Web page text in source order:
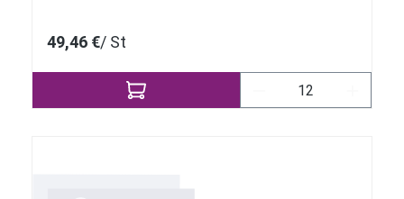
49,46 €/ St
Produkt Anzahl: